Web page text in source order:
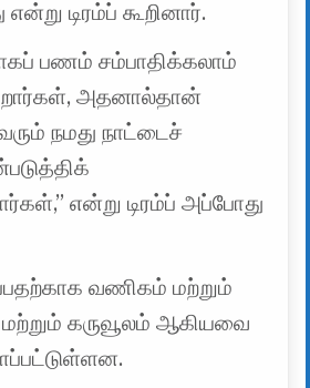
டிரம்ப் கூறினார்.
பணம் சம்பாதிக்கலாம்
அதனால்தான்
நமது நாட்டைச்
என்று டிரம்ப் அப்போது
வணிகம் மற்றும்
கருவூலம் ஆகியவை